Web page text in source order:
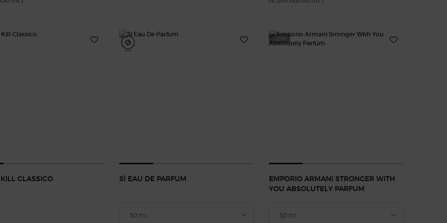
KILL CLASSICO
Eyes To Kill Classico, 1 van 1
SÌ EAU DE PARFUM
-25%
EMPORIO ARMANI STRONGER WITH
YOU ABSOLUTELY PARFUM